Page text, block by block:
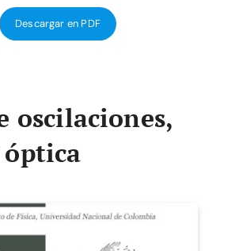
Descargar en PDF
oscilaciones,
óptica